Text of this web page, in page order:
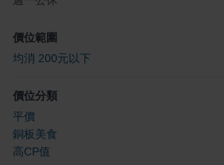
價位範圍
均消 200元以下
價位分類
平價
銅板美食
高CP值